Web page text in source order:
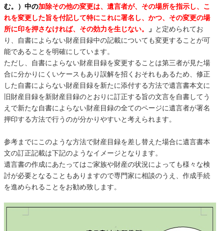
む。）中の加除その他の変更は、遺言者が、その場所を指示し、こ
れを変更した旨を付記して特にこれに署名し、かつ、その変更の場
所に印を押さなければ、その効力を生じない。
」 と定められてお
り、自書によらない財産目録中の記載についても変更することが可
能であることを明確にしています。
ただし、自書によらない財産目録を変更することは第三者が見た場
合に分かりにくいケースもあり誤解を招くおそれもあるため、修正
した自書によらない財産目録を新たに添付する方法で遺言書本文に
旧財産目録を新財産目録のとおりに訂正する旨の文言を自書してう
えで新たな自書によらない財産目録の全てのページに遺言者が署名
押印する方法で行うのが分かりやすいと考えられます。
参考までにこのような方法で財産目録を差し替えた場合に遺言書本
文の訂正記載は下記のようなイメージとなります。
遺言書の作成にあたってはご家族や財産の状況によっても様々な検
討が必要となることもありますので専門家に相談のうえ、作成手続
を進められることをお勧め致します。